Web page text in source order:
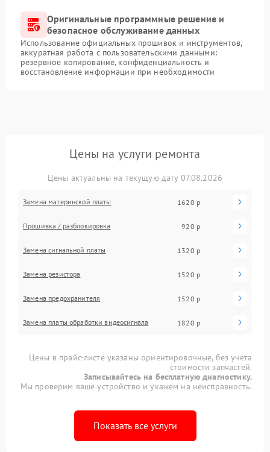
Оригинальные программные решение и
безопасное обслуживание данных
Использование официальных прошивок и инструментов,
аккуратная работа с пользовательскими данными:
резервное копирование, конфиденциальность и
восстановление информации при необходимости
Цены на услуги ремонта
Цены актуальны на текущую дату 07.08.2026
Замена материнской платы 1620 р
Прошивка / разблокировка 920 р
Замена сигнальной платы 1320 р
Замена резистора 1520 р
Замена предохранителя 1520 р
Замена платы обработки видеосигнала 1820 р
Цены в прайс-листе указаны ориентировочные, без учета
стоимости запчастей.
Записывайтесь на бесплатную диагностику.
Мы проверим ваше устройство и укажем на неисправность.
Показать все услуги